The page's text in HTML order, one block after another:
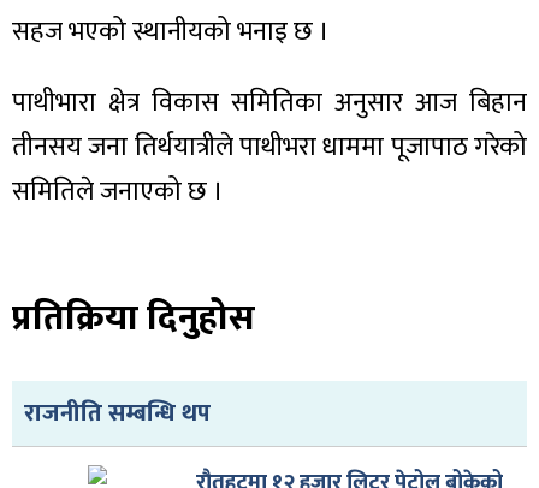
सहज भएको स्थानीयको भनाइ छ ।
पाथीभारा क्षेत्र विकास समितिका अनुसार आज बिहान
तीनसय जना तिर्थयात्रीले पाथीभरा धाममा पूजापाठ गरेको
समितिले जनाएको छ ।
प्रतिक्रिया दिनुहोस
राजनीति सम्बन्धि थप